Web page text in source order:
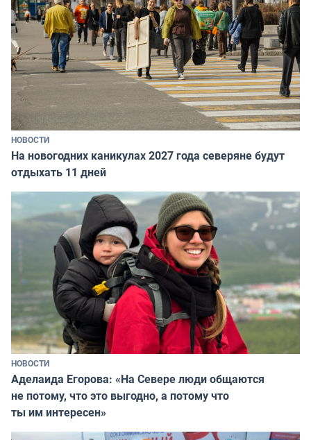
НОВОСТИ
На новогодних каникулах 2027 года северяне будут
отдыхать 11 дней
НОВОСТИ
Аделаида Егорова: «На Севере люди общаются
не потому, что это выгодно, а потому что
ты им интересен»